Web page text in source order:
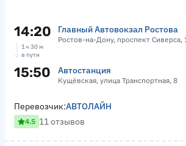
14:20 Главный Автовокзал Ростова
Ростов-на-Дону, проспект Сиверса,
1 ч 30 м
в пути
15:50 Автостанция
Кущёвская, улица Транспортная, 8
Перевозчик:АВТОЛАЙН
4.5 11 отзывов